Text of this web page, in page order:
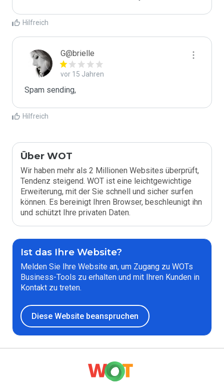
Hilfreich
G@brielle
vor 15 Jahren
Spam sending,
Hilfreich
Über WOT
Wir haben mehr als 2 Millionen Websites überprüft,
Tendenz steigend. WOT ist eine leichtgewichtige
Erweiterung, mit der Sie schnell und sicher surfen
können. Es bereinigt Ihren Browser, beschleunigt ihn
und schützt Ihre privaten Daten.
Ist das Ihre Website?
Melden Sie Ihre Website an, um Zugang zu WOTs
Business-Tools zu erhalten und mit Ihren Kunden in
Kontakt zu treten.
Diese Website beanspruchen